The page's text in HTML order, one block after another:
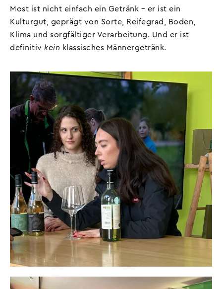
Most ist nicht einfach ein Getränk – er ist ein
Kulturgut, geprägt von Sorte, Reifegrad, Boden,
Klima und sorgfältiger Verarbeitung. Und er ist
definitiv kein klassisches Männergetränk.